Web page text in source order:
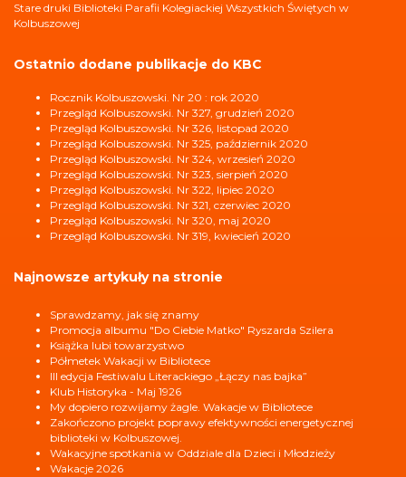
Stare druki Biblioteki Parafii Kolegiackiej Wszystkich Świętych w
Kolbuszowej
Ostatnio dodane publikacje do KBC
Rocznik Kolbuszowski. Nr 20 : rok 2020
Przegląd Kolbuszowski. Nr 327, grudzień 2020
Przegląd Kolbuszowski. Nr 326, listopad 2020
Przegląd Kolbuszowski. Nr 325, październik 2020
Przegląd Kolbuszowski. Nr 324, wrzesień 2020
Przegląd Kolbuszowski. Nr 323, sierpień 2020
Przegląd Kolbuszowski. Nr 322, lipiec 2020
Przegląd Kolbuszowski. Nr 321, czerwiec 2020
Przegląd Kolbuszowski. Nr 320, maj 2020
Przegląd Kolbuszowski. Nr 319, kwiecień 2020
Najnowsze artykuły na stronie
Sprawdzamy, jak się znamy
Promocja albumu "Do Ciebie Matko" Ryszarda Szilera
Książka lubi towarzystwo
Półmetek Wakacji w Bibliotece
III edycja Festiwalu Literackiego „Łączy nas bajka”
Klub Historyka - Maj 1926
My dopiero rozwijamy żagle. Wakacje w Bibliotece
Zakończono projekt poprawy efektywności energetycznej
biblioteki w Kolbuszowej.
Wakacyjne spotkania w Oddziale dla Dzieci i Młodzieży
Wakacje 2026